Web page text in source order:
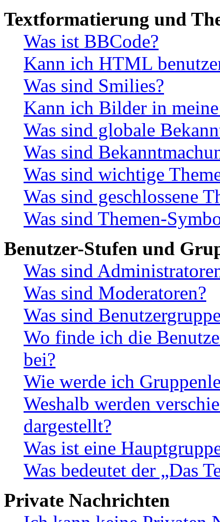
Textformatierung und
Was ist BBCode?
Kann ich HTML
Was sind Smilies?
Kann ich Bilder in
Was sind globale
Was sind
Was sind wichtige
Was sind geschlossene
Was sind Themen-
Benutzer-Stufen und
Was sind
Was sind Moderatoren?
Was sind
Wo finde ich die
bei?
Wie werde ich
Weshalb werden
dargestellt?
Was ist eine
Was bedeutet der „Das
Private Nachrichten